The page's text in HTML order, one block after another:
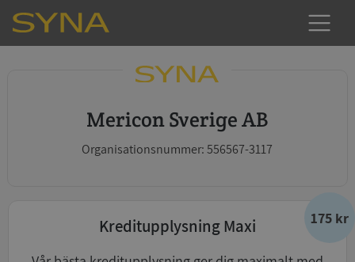
Mericon Sverige AB
Organisationsnummer: 556567-3117
175 kr
Kreditupplysning Maxi